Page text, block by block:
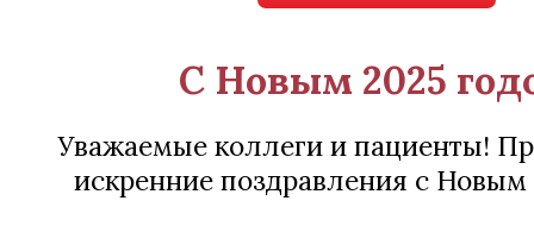
С Новым 2025
Уважаемые коллеги и пациенты!
искренние поздравления с Новым